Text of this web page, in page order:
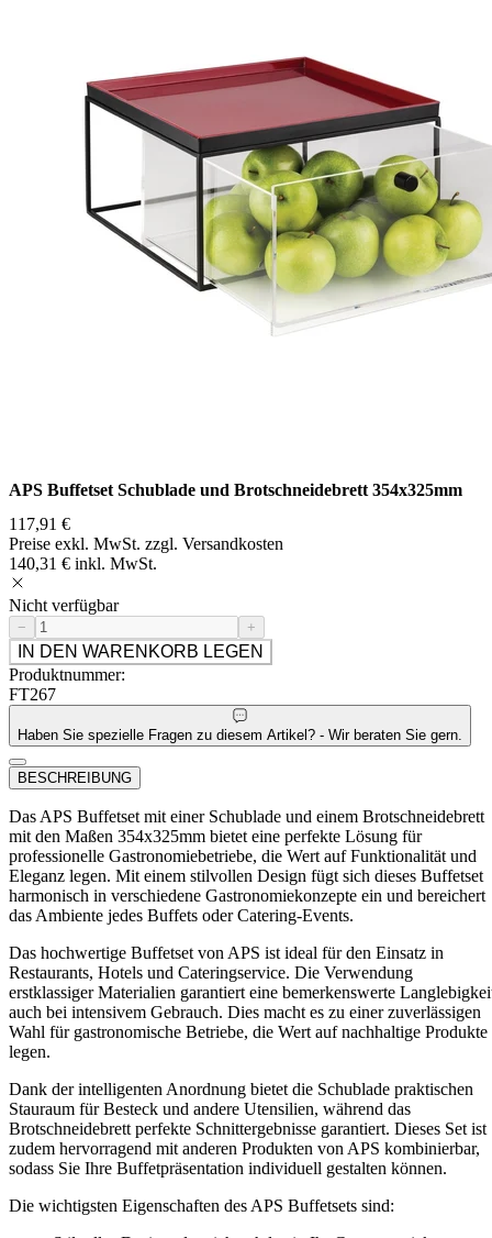
APS Buffetset Schublade und Brotschneidebrett 354x325mm
117,91 €
Preise exkl. MwSt. zzgl. Versandkosten
140,31 € inkl. MwSt.
Nicht verfügbar
− +
IN DEN WARENKORB LEGEN
Produktnummer:
FT267
Haben Sie spezielle Fragen zu diesem Artikel? - Wir beraten Sie gern.
BESCHREIBUNG
Das APS Buffetset mit einer Schublade und einem Brotschneidebrett
mit den Maßen 354x325mm bietet eine perfekte Lösung für
professionelle Gastronomiebetriebe, die Wert auf Funktionalität und
Eleganz legen. Mit einem stilvollen Design fügt sich dieses Buffetset
harmonisch in verschiedene Gastronomiekonzepte ein und bereichert
das Ambiente jedes Buffets oder Catering-Events.
Das hochwertige Buffetset von APS ist ideal für den Einsatz in
Restaurants, Hotels und Cateringservice. Die Verwendung
erstklassiger Materialien garantiert eine bemerkenswerte
auch bei intensivem Gebrauch. Dies macht es zu einer zuverlässigen
Wahl für gastronomische Betriebe, die Wert auf nachhaltige Produkte
legen.
Dank der intelligenten Anordnung bietet die Schublade praktischen
Stauraum für Besteck und andere Utensilien, während das
Brotschneidebrett perfekte Schnittergebnisse garantiert. Dieses Set ist
zudem hervorragend mit anderen Produkten von APS kombinierbar,
sodass Sie Ihre Buffetpräsentation individuell gestalten können.
Die wichtigsten Eigenschaften des APS Buffetsets sind: